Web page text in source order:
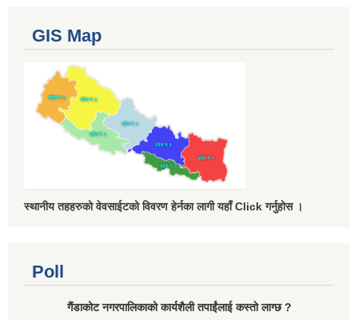
GIS Map
स्थानीय तहहरुको वेवसाईटको विवरण हेर्नका लागी यहाँ Click गर्नुहोस ।
Poll
गैंडाकोट नगरपालिकाको कार्यशैली तपाईंलाई कस्तो लाग्छ ?